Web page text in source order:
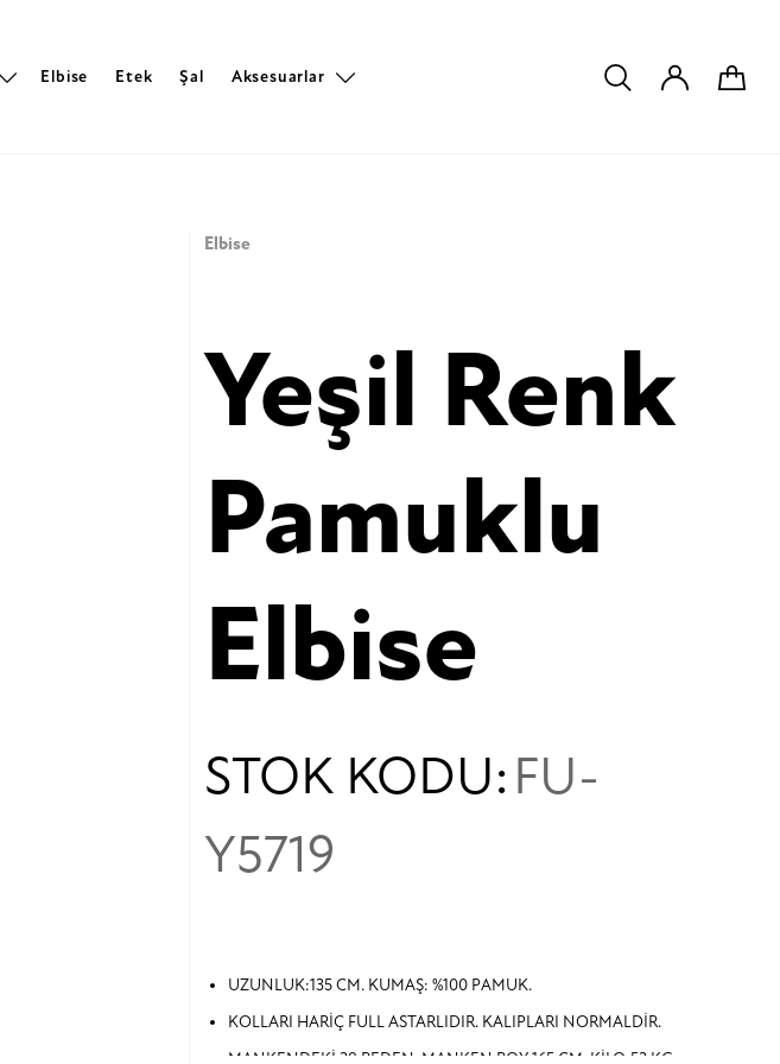
Elbise Etek Şal Aksesuarlar
Elbise
Yeşil Renk
Pamuklu
Elbise
STOK KODU:FU-
Y5719
UZUNLUK:135 CM. KUMAŞ: %100 PAMUK.
KOLLARI HARİÇ FULL ASTARLIDIR. KALIPLARI NORMALDİR.
MANKENDEKİ 38 BEDEN. MANKEN BOY:165 CM. KİLO:53 KG.